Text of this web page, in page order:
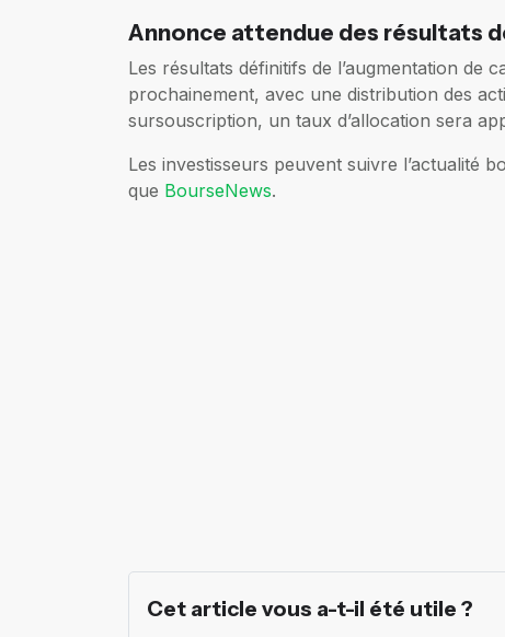
Annonce attendue des résultats
Les résultats définitifs de l’augmentation de
prochainement, avec une distribution des
sursouscription, un taux d’allocation sera
Les investisseurs peuvent suivre l’actualité
que BourseNews.
Cet article vous a-t-il été utile ?